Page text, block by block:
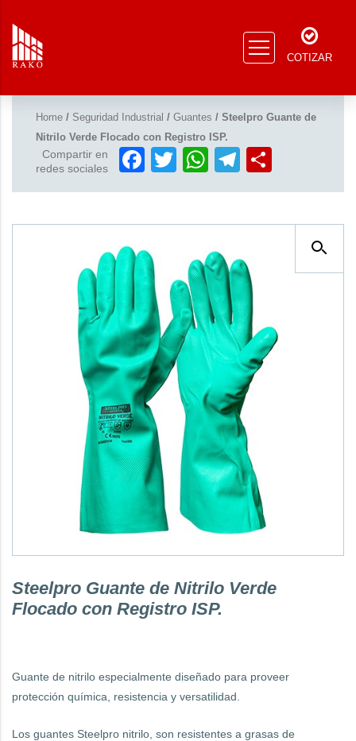
COTIZAR
Home / Seguridad Industrial / Guantes / Steelpro Guante de
Nitrilo Verde Flocado con Registro ISP.
Compartir en
redes sociales
Facebook
TwitterWhatsApp
Telegram
Steelpro Guante de Nitrilo Verde
Flocado con Registro ISP.
Guante de nitrilo especialmente diseñado para proveer
protección química, resistencia y versatilidad.
Los guantes Steelpro nitrilo, son resistentes a grasas de